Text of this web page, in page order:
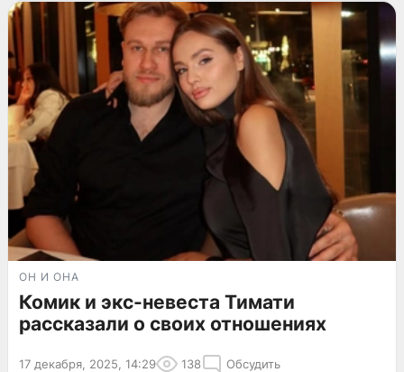
ОН И ОНА
Комик и экс-невеста Тимати
рассказали о своих отношениях
17 декабря, 2025, 14:29 138 Обсудить